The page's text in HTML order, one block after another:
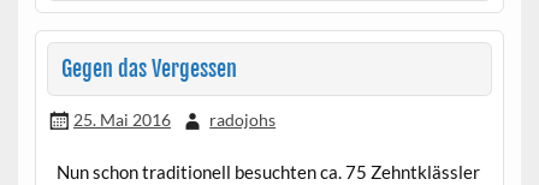
Gegen das Vergessen
25. Mai 2016 radojohs
Nun schon traditionell besuchten ca. 75 Zehntklässler